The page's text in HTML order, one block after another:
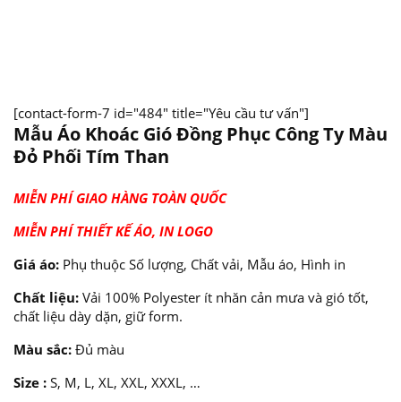
[contact-form-7 id="484" title="Yêu cầu tư vấn"]
Mẫu Áo Khoác Gió Đồng Phục Công Ty Màu
Đỏ Phối Tím Than
MIỄN PHÍ GIAO HÀNG TOÀN QUỐC
MIỄN PHÍ THIẾT KẾ ÁO, IN LOGO
Giá áo: Phụ thuộc Số lượng, Chất vải, Mẫu áo, Hình in
Chất liệu: Vải 100% Polyester ít nhăn cản mưa và gió tốt,
chất liệu dày dặn, giữ form.
Màu sắc: Đủ màu
Size : S, M, L, XL, XXL, XXXL, …